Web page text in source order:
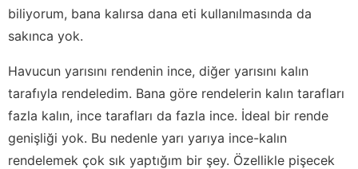
biliyorum, bana kalırsa dana eti kullanılmasında da
sakınca yok.
Havucun yarısını rendenin ince, diğer yarısını kalın
tarafıyla rendeledim. Bana göre rendelerin kalın tarafları
fazla kalın, ince tarafları da fazla ince. İdeal bir rende
genişliği yok. Bu nedenle yarı yarıya ince-kalın
rendelemek çok sık yaptığım bir şey. Özellikle pişecek